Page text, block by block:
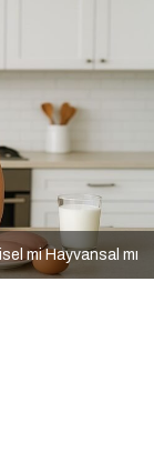
mi Hayvansal mı